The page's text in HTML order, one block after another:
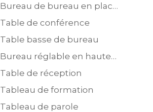
Bureau de bureau en placage MDF
Table de conférence
Table basse de bureau
Bureau réglable en hauteur
Table de réception
Tableau de formation
Tableau de parole